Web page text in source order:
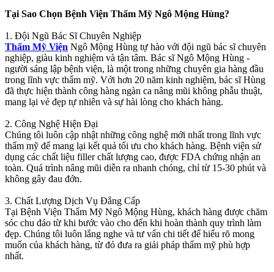
Tại Sao Chọn Bệnh Viện Thẩm Mỹ Ngô Mộng Hùng?
1. Đội Ngũ Bác Sĩ Chuyên Nghiệp
Thẩm Mỹ Viện Ngô Mộng Hùng tự hào với đội ngũ bác sĩ chuyên
nghiệp, giàu kinh nghiệm và tận tâm. Bác sĩ Ngô Mộng Hùng -
người sáng lập bệnh viện, là một trong những chuyên gia hàng đầu
trong lĩnh vực thẩm mỹ. Với hơn 20 năm kinh nghiệm, bác sĩ Hùng
đã thực hiện thành công hàng ngàn ca nâng mũi không phẫu thuật,
mang lại vẻ đẹp tự nhiên và sự hài lòng cho khách hàng.
2. Công Nghệ Hiện Đại
Chúng tôi luôn cập nhật những công nghệ mới nhất trong lĩnh vực
thẩm mỹ để mang lại kết quả tối ưu cho khách hàng. Bệnh viện sử
dụng các chất liệu filler chất lượng cao, được FDA chứng nhận an
toàn. Quá trình nâng mũi diễn ra nhanh chóng, chỉ từ 15-30 phút và
không gây đau đớn.
3. Chất Lượng Dịch Vụ Đẳng Cấp
Tại Bệnh Viện Thẩm Mỹ Ngô Mộng Hùng, khách hàng được chăm
sóc chu đáo từ khi bước vào cho đến khi hoàn thành quy trình làm
đẹp. Chúng tôi luôn lắng nghe và tư vấn chi tiết để hiểu rõ mong
muốn của khách hàng, từ đó đưa ra giải pháp thẩm mỹ phù hợp
nhất.